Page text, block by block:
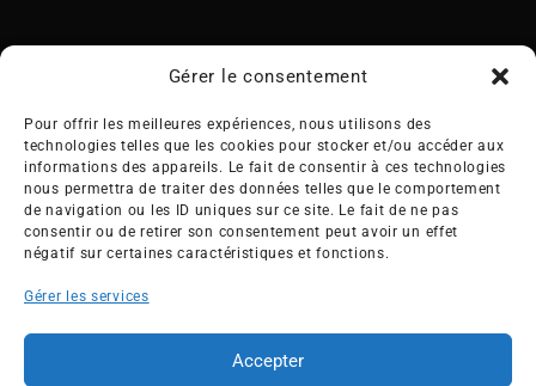
Gérer le consentement
Pour offrir les meilleures expériences, nous utilisons des
technologies telles que les cookies pour stocker et/ou accéder aux
informations des appareils. Le fait de consentir à ces technologies
nous permettra de traiter des données telles que le comportement
de navigation ou les ID uniques sur ce site. Le fait de ne pas
consentir ou de retirer son consentement peut avoir un effet
négatif sur certaines caractéristiques et fonctions.
Gérer les services
Accepter
Créée en 1992, l’association française des Entreprises pour
l’Environnement (EPE) rassemble une soixantaine de grandes
entreprises françaises et internationales de tous les secteurs
aux enjeux d’une transition écologique intégrée.
Actus